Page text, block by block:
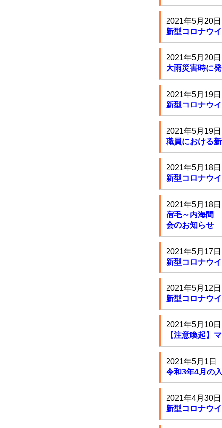
2021年5月20日
新型コロナウ
2021年5月20日
大雨災害時に
2021年5月19日
新型コロナウ
2021年5月19日
職員における
2021年5月18日
新型コロナウ
2021年5月18日
宿毛～内海間
会のお知らせ
2021年5月17日
新型コロナウ
2021年5月12日
新型コロナウ
2021年5月10日
【注意喚起】
2021年5月1日
令和3年4月の
2021年4月30日
新型コロナウ